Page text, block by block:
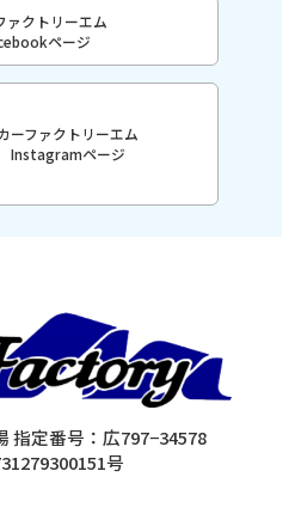
ァクトリーエム
ページ
ーファクトリーエム
Instagramページ
指定番号：広797−34578
号